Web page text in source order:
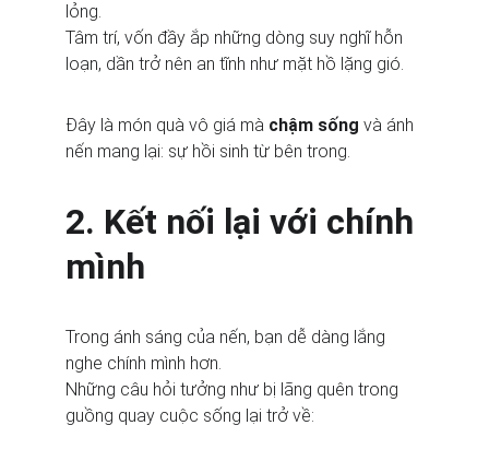
lỏng.
Tâm trí, vốn đầy ắp những dòng suy nghĩ hỗn
loạn, dần trở nên an tĩnh như mặt hồ lặng gió.
Đây là món quà vô giá mà chậm sống và ánh
nến mang lại: sự hồi sinh từ bên trong.
2. Kết nối lại với chính
mình
Trong ánh sáng của nến, bạn dễ dàng lắng
nghe chính mình hơn.
Những câu hỏi tưởng như bị lãng quên trong
guồng quay cuộc sống lại trở về: